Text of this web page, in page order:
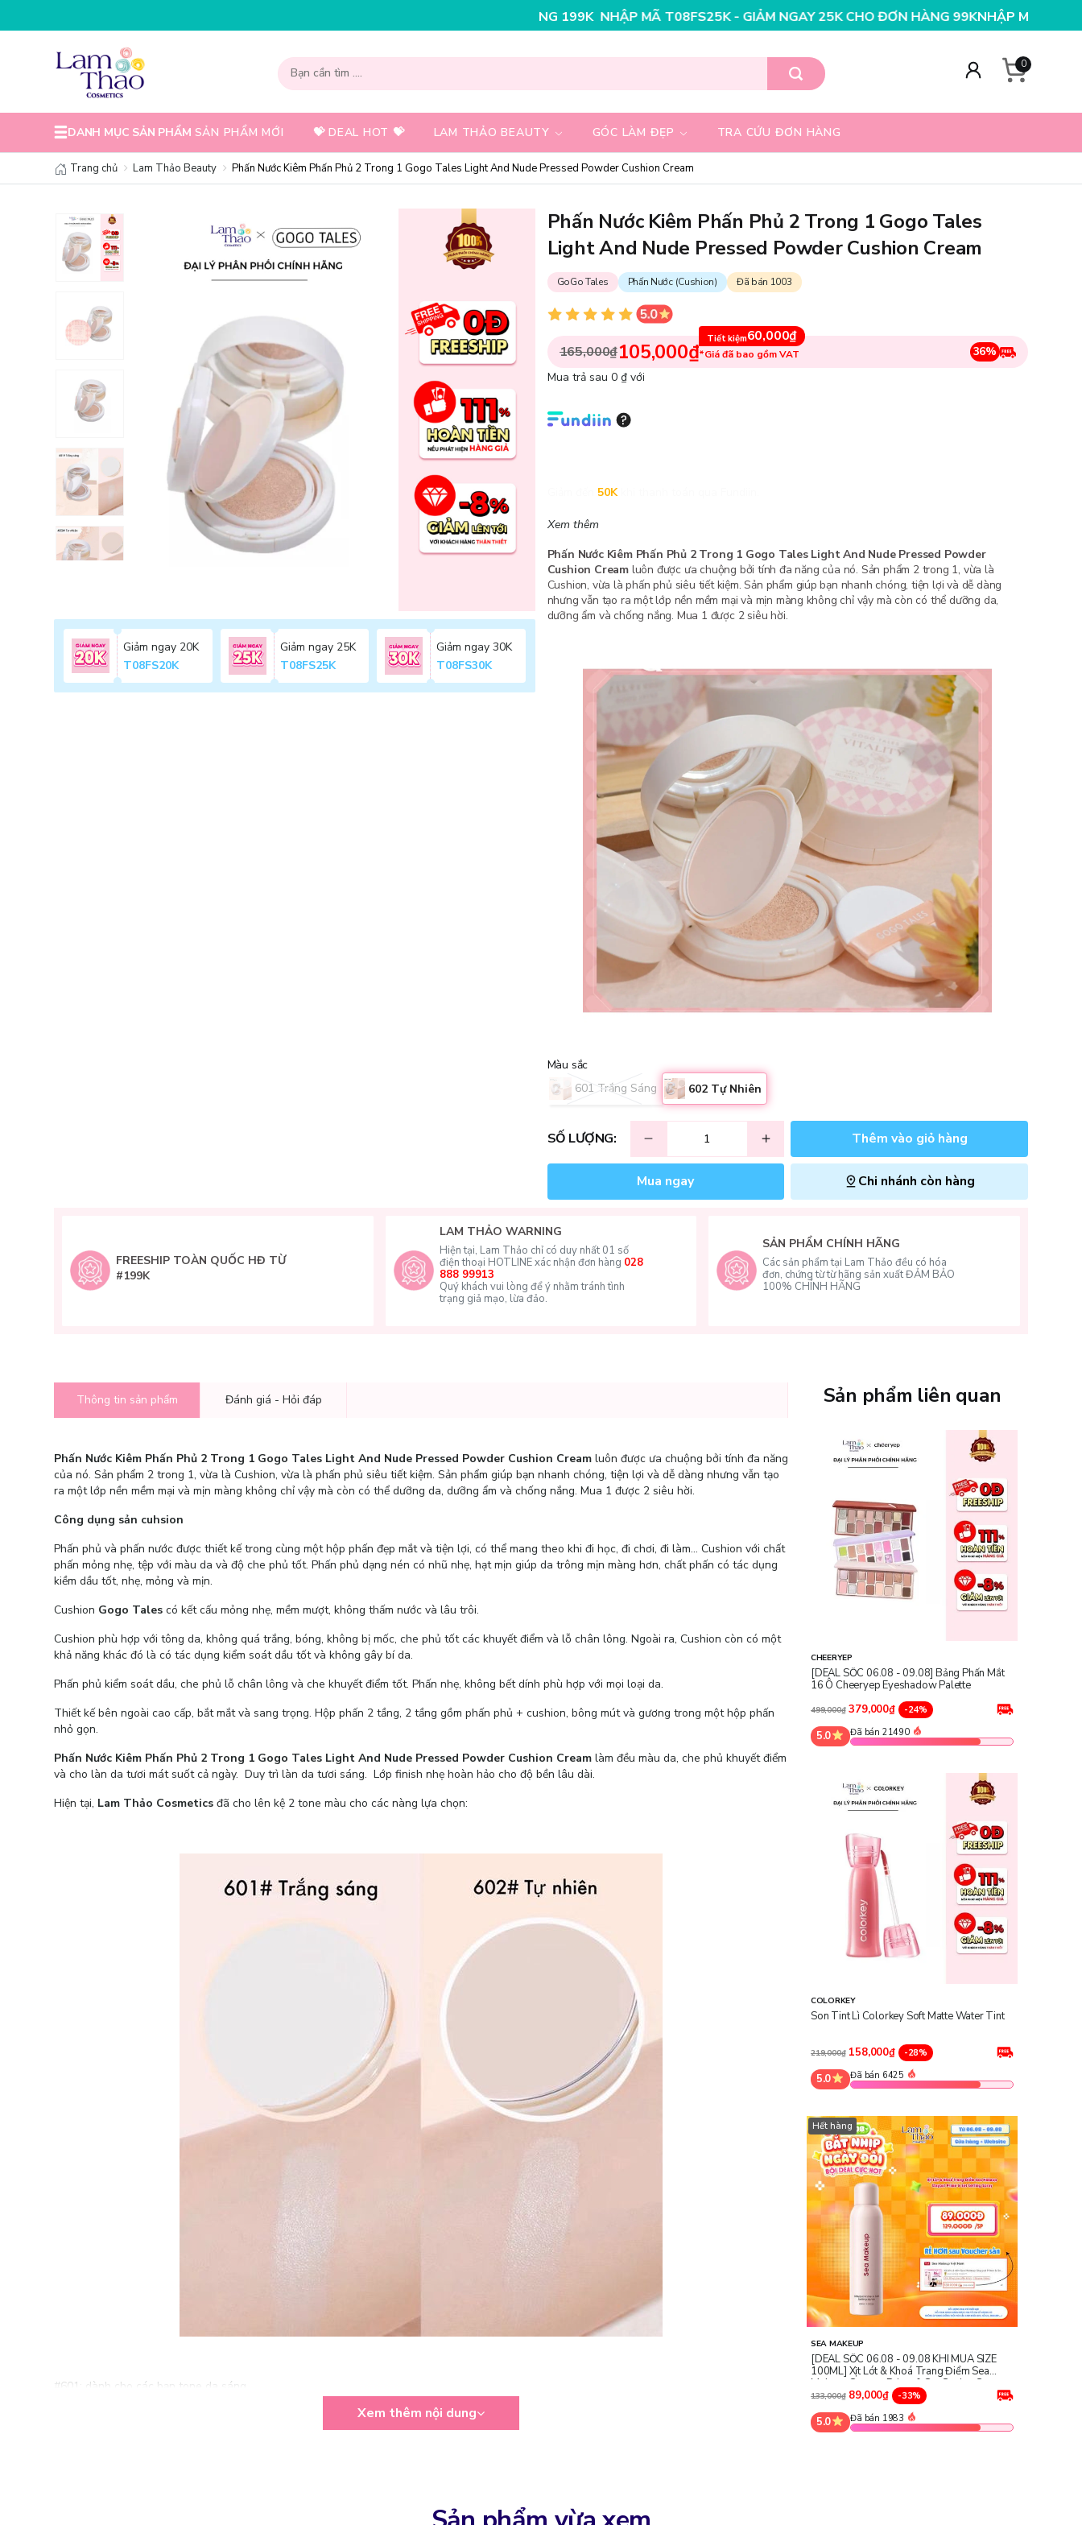
NHẬP MÃ T08FS30K - GIẢM NGAY 30K CHO ĐƠN HÀNG 199KNHẬP MÃ T08FS25K - GIẢM NGAY 25K
0
DANH MỤC SẢN PHẨM SẢN PHẨM MỚI 💝 DEAL HOT 💝 LAM THẢO BEAUTY GÓC LÀM ĐẸP TRA CỨU ĐƠN HÀNG
Trang chủ Lam Thảo Beauty Phấn Nước Kiêm Phấn Phủ 2 Trong 1 Gogo Tales Light And Nude Pressed Powder Cushion Cream
Giảm ngay 20K
T08FS20K
Giảm ngay 25K
T08FS25K
Giảm ngay 30K
T08FS30K
Phấn Nước Kiêm Phấn Phủ 2 Trong 1 Gogo Tales
Light And Nude Pressed Powder Cushion Cream
GoGo Tales Phấn Nước (Cushion) Đã bán 1003
165,000₫105,000₫
Tiết kiệm60,000₫
*Giá đã bao gồm VAT
36%
Mua trả sau 0 ₫ với
50K
Xem thêm
Phấn Nước Kiêm Phấn Phủ 2 Trong 1 Gogo Tales Light And Nude Pressed Powder
Cushion Creamluôn được ưa chuộng bởi tính đa năng của nó. Sản phẩm 2 trong 1, vừa là
Cushion, vừa là phấn phủ siêu tiết kiệm. Sản phẩm giúp bạn nhanh chóng, tiện lợi và dễ dàng
nhưng vẫn tạo ra một lớp nền mềm mại và mịn màng không chỉ vậy mà còn có thể dưỡng da,
dưỡng ẩm và chống nắng. Mua 1 được 2 siêu hời.
Màu sắc
601 Trắng Sáng
602 Tự Nhiên
SỐ LƯỢNG: Thêm vào giỏ hàng
Mua ngay Chi nhánh còn hàng
FREESHIP TOÀN QUỐC HĐ TỪ
#199K
LAM THẢO WARNING
Hiện tại, Lam Thảo chỉ có duy nhất 01 số
điện thoại HOTLINE xác nhận đơn hàng 028
888 99913
Quý khách vui lòng để ý nhằm tránh tình
trạng giả mạo, lừa đảo.
SẢN PHẨM CHÍNH HÃNG
Các sản phẩm tại Lam Thảo đều có hóa
đơn, chứng từ từ hãng sản xuất ĐẢM BẢO
100% CHÍNH HÃNG
Thông tin sản phẩm Đánh giá - Hỏi đáp
Phấn Nước Kiêm Phấn Phủ 2 Trong 1 Gogo Tales Light And Nude Pressed Powder Cushion Cream luôn được ưa chuộng bởi tính đa năng
của nó. Sản phẩm 2 trong 1, vừa là Cushion, vừa là phấn phủ siêu tiết kiệm. Sản phẩm giúp bạn nhanh chóng, tiện lợi và dễ dàng nhưng vẫn tạo
ra một lớp nền mềm mại và mịn màng không chỉ vậy mà còn có thể dưỡng da, dưỡng ẩm và chống nắng. Mua 1 được 2 siêu hời.
Công dụng sản cuhsion
Phấn phủ và phấn nước được thiết kế trong cùng một hộp phấn đẹp mắt và tiện lợi, có thể mang theo khi đi học, đi chơi, đi làm... Cushion với chất
phấn mỏng nhẹ, tệp với màu da và độ che phủ tốt. Phấn phủ dạng nén có nhũ nhẹ, hạt mịn giúp da trông mịn màng hơn, chất phấn có tác dụng
kiềm dầu tốt, nhẹ, mỏng và mịn.
Cushion Gogo Tales có kết cấu mỏng nhẹ, mềm mượt, không thấm nước và lâu trôi.
Cushion phù hợp với tông da, không quá trắng, bóng, không bị mốc, che phủ tốt các khuyết điểm và lỗ chân lông. Ngoài ra, Cushion còn có một
khả năng khác đó là có tác dụng kiểm soát dầu tốt và không gây bí da.
Phấn phủ kiểm soát dầu, che phủ lỗ chân lông và che khuyết điểm tốt. Phấn nhẹ, không bết dính phù hợp với mọi loại da.
Thiết kế bên ngoài cao cấp, bắt mắt và sang trọng. Hộp phấn 2 tầng, 2 tầng gồm phấn phủ + cushion, bông mút và gương trong một hộp phấn
nhỏ gọn.
Phấn Nước Kiêm Phấn Phủ 2 Trong 1 Gogo Tales Light And Nude Pressed Powder Cushion Cream làm đều màu da, che phủ khuyết điểm
và cho làn da tươi mát suốt cả ngày. Duy trì làn da tươi sáng. Lớp finish nhẹ hoàn hảo cho độ bền lâu dài.
Hiện tại, Lam Thảo Cosmetics đã cho lên kệ 2 tone màu cho các nàng lựa chọn:
#601: dành cho các bạn tone da sáng.
Xem thêm nội dung
Sản phẩm liên quan
CHEERYEP
[DEAL SỐC 06.08 - 09.08] Bảng Phấn Mắt
16 Ô Cheeryep Eyeshadow Palette
499,000₫ 379,000₫ -24%
5.0 Đã bán 21490
COLORKEY
Son Tint Lì Colorkey Soft Matte Water Tint
219,000₫ 158,000₫ -28%
5.0 Đã bán 6425
Hết hàng
SEA MAKEUP
[DEAL SỐC 06.08 - 09.08 KHI MUA SIZE
100ML] Xịt Lót & Khoá Trang Điểm Sea
Makeup Stayput Prime & Set Setting Spray
133,000₫ 89,000₫ -33%
5.0 Đã bán 1983